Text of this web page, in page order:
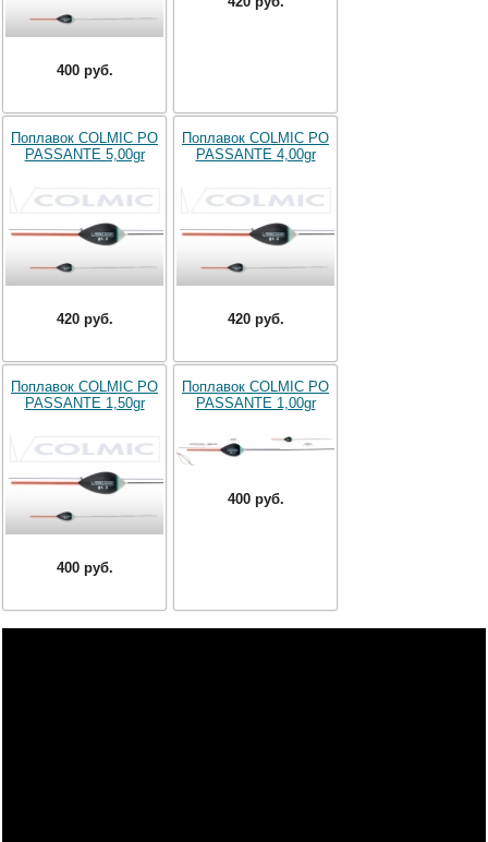
400 руб.
Поплавок COLMIC PO
PASSANTE 5,00gr
420 руб.
Поплавок COLMIC PO
PASSANTE 4,00gr
420 руб.
Поплавок COLMIC PO
PASSANTE 1,50gr
400 руб.
Поплавок COLMIC PO
PASSANTE 1,00gr
400 руб.